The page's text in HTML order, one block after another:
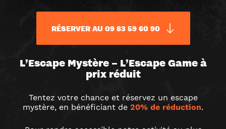
L’ESCAPE
MYSTÈRE
L’Escape Mystère – L’Escape Game à
prix réduit
Tentez votre chance et réservez un escape
mystère, en bénéficiant de 20% de réduction.
RÉSERVER AU 09 83 59 60 90